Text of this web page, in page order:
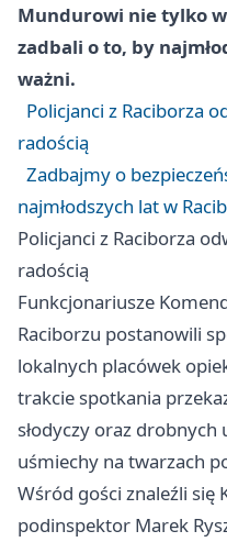
Mundurowi nie tylko
zadbali o to, by
ważni.
Policjanci z Raciborza
radością
Zadbajmy o
najmłodszych lat w
Policjanci z Raciborza
radością
Funkcjonariusze
Raciborzu postanowili
lokalnych placówek
trakcie spotkania
słodyczy oraz drobnych
uśmiechy na twarzach
Wśród gości znaleźli się
podinspektor Marek